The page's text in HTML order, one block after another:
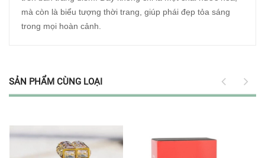
mà còn là biểu tượng thời trang, giúp phái đẹp tỏa sáng
trong mọi hoàn cảnh.
SẢN PHẨM CÙNG LOẠI